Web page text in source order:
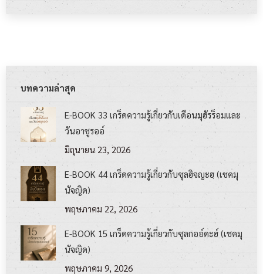
บทความล่าสุด
E-BOOK 33 เกร็ดความรู้เกี่ยวกับเดือนมุฮัรร็อมและ
วันอาชูรออ์
มิถุนายน 23, 2026
E-BOOK 44 เกร็ดความรู้เกี่ยวกับซุลฮิจญะฮฺ (เชคมุ
นัจญิด)
พฤษภาคม 22, 2026
E-BOOK 15 เกร็ดความรู้เกี่ยวกับซุลกออ์ดะฮ์ (เชคมุ
นัจญิด)
พฤษภาคม 9, 2026